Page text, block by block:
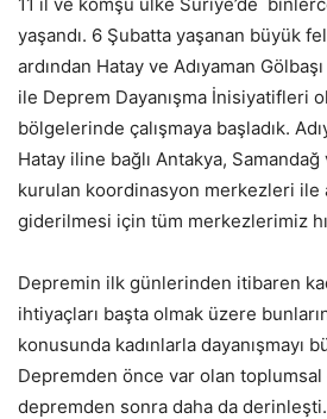
yaşandı. 6 Şubatta yaşanan büyük
ardından Hatay ve Adıyaman
ile Deprem Dayanışma İnisiyatifleri
bölgelerinde çalışmaya başladık.
Hatay iline bağlı Antakya,
kurulan koordinasyon merkezleri ile
giderilmesi için tüm merkezlerimiz
Depremin ilk günlerinden itibaren
ihtiyaçları başta olmak üzere
konusunda kadınlarla dayanışmayı
Depremden önce var olan
depremden sonra daha da